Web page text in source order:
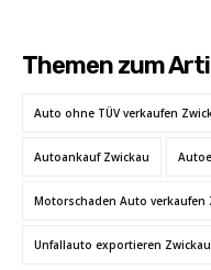
Themen zum
Auto ohne TÜV verkaufen
Autoankauf Zwickau
Motorschaden Auto verkaufen
Unfallauto exportieren Zwickau